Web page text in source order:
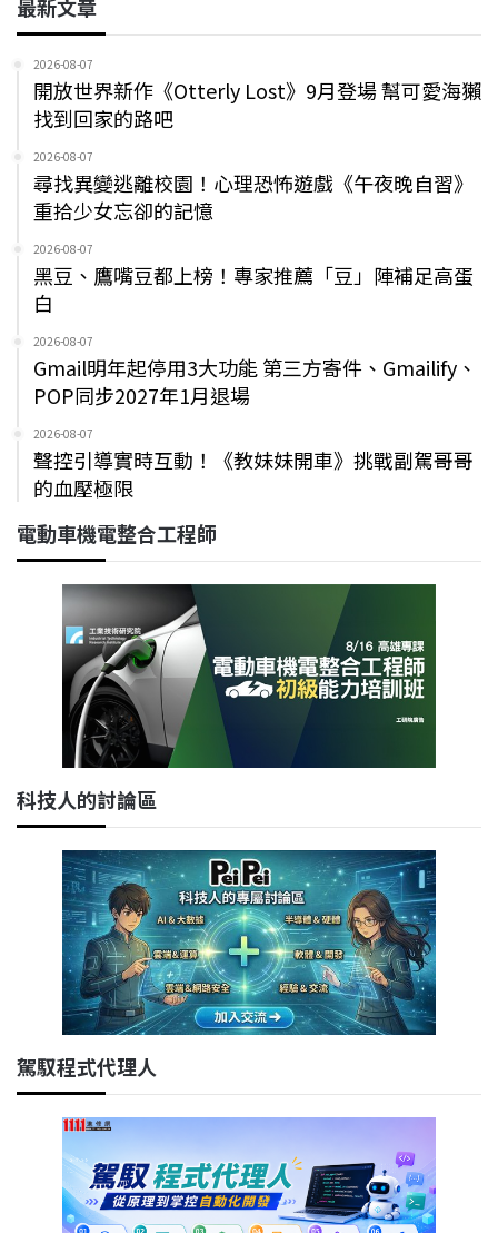
最新文章
2026-08-07
開放世界新作《Otterly Lost》9月登場 幫可愛海獺
找到回家的路吧
2026-08-07
尋找異變逃離校園！心理恐怖遊戲《午夜晚自習》
重拾少女忘卻的記憶
2026-08-07
黑豆、鷹嘴豆都上榜！專家推薦「豆」陣補足高蛋
白
2026-08-07
Gmail明年起停用3大功能 第三方寄件、Gmailify、
POP同步2027年1月退場
2026-08-07
聲控引導實時互動！《教妹妹開車》挑戰副駕哥哥
的血壓極限
電動車機電整合工程師
科技人的討論區
駕馭程式代理人